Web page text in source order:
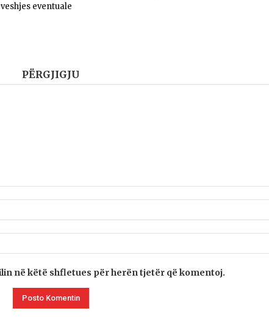
eventuale
PËRGJIGJU
në këtë shfletues për herën tjetër që komentoj.